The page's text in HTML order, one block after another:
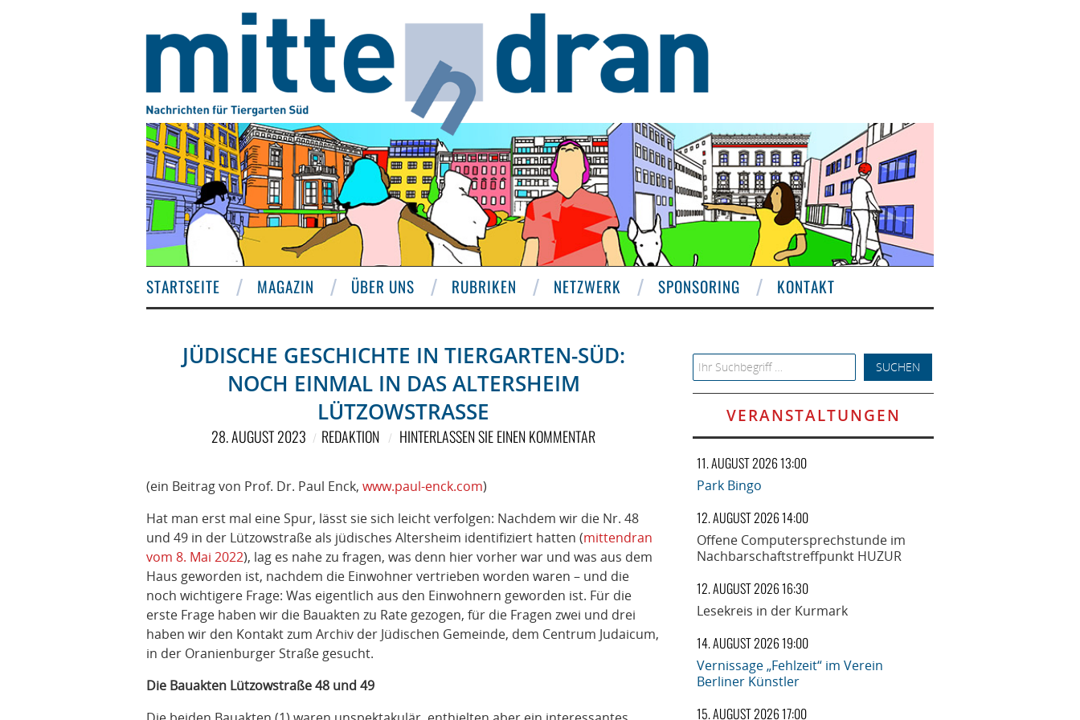
STARTSEITE MAGAZIN ÜBER UNS RUBRIKEN NETZWERK SPONSORING KONTAKT
JÜDISCHE GESCHICHTE IN TIERGARTEN-SÜD:
NOCH EINMAL IN DAS ALTERSHEIM
LÜTZOWSTRASSE
28. AUGUST 2023 REDAKTION HINTERLASSEN SIE EINEN KOMMENTAR
(ein Beitrag von Prof. Dr. Paul Enck, www.paul-enck.com)
Hat man erst mal eine Spur, lässt sie sich leicht verfolgen: Nachdem wir die Nr. 48
und 49 in der Lützowstraße als jüdisches Altersheim identifiziert hatten (mittendran
vom 8. Mai 2022), lag es nahe zu fragen, was denn hier vorher war und was aus dem
Haus geworden ist, nachdem die Einwohner vertrieben worden waren – und die
noch wichtigere Frage: Was eigentlich aus den Einwohnern geworden ist. Für die
erste Frage haben wir die Bauakten zu Rate gezogen, für die Fragen zwei und drei
haben wir den Kontakt zum Archiv der Jüdischen Gemeinde, dem Centrum Judaicum,
in der Oranienburger Straße gesucht.
Die Bauakten Lützowstraße 48 und 49
Search for:
VERANSTALTUNGEN
11. AUGUST 2026 13:00
Park Bingo
12. AUGUST 2026 14:00
Offene Computersprechstunde im
Nachbarschaftstreffpunkt HUZUR
12. AUGUST 2026 16:30
Lesekreis in der Kurmark
14. AUGUST 2026 19:00
Vernissage „Fehlzeit“ im Verein
Berliner Künstler
15. AUGUST 2026 17:00